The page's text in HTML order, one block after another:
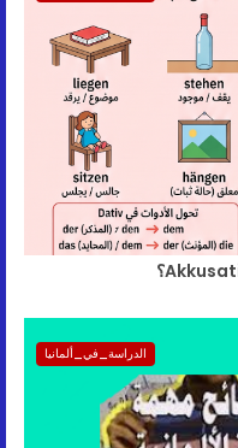
الدراسة_في_ألمانيا